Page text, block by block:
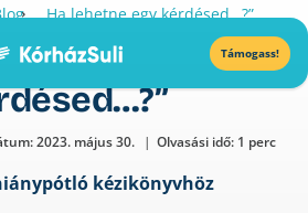
Támogass!
•„Ha lehetne egy kérdésed…?”
lehetne egy
2023. május 30. Olvasási idő: 1 perc
kézikönyvhöz